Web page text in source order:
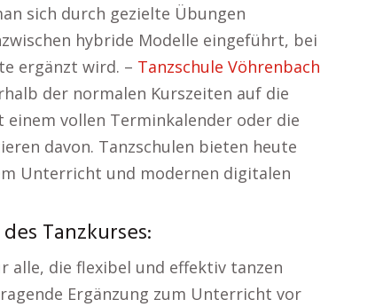
sich durch gezielte Übungen
hybride Modelle eingeführt, bei
ergänzt wird. – Tanzschule Vöhrenbach
der normalen Kurszeiten auf die
einem vollen Terminkalender oder die
davon. Tanzschulen bieten heute
Unterricht und modernen digitalen
Tanzkurses:
alle, die flexibel und effektiv tanzen
Ergänzung zum Unterricht vor